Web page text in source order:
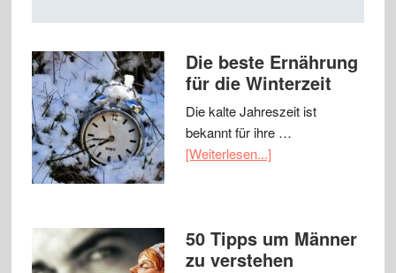
Die beste Ernährung
für die Winterzeit
Die kalte Jahreszeit ist
bekannt für ihre …
[Weiterlesen...]
50 Tipps um Männer
zu verstehen